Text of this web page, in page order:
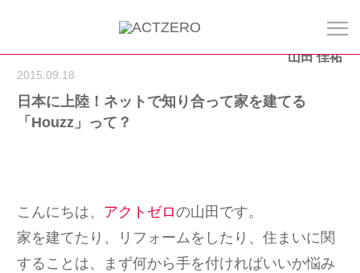
山田 佳祐
2015.09.18
日本に上陸！ネットで知り合って家を建てる
「Houzz」って？
こんにちは、 アクトゼロの山田です。
家を建てたり、リフォームをしたり、住まいに関
することは、まず何から手を付ければいいか悩み